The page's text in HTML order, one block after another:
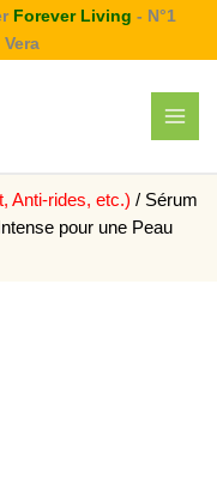
Forever Living - N°1
Anti-rides, etc.) / Sérum
pour une Peau